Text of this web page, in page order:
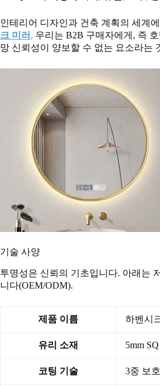
인테리어 디자인과 건축 계획의 세계
크 미러 , 우리는 B2B 구매자에게, 즉
망 신뢰성이 양보할 수 없는 요소라는
기술 사양
투명성은 신뢰의 기초입니다. 아래는
니다(OEM/ODM).
제품 이름 하벤시
유리 소재 5mm
코팅 기술 3중 보